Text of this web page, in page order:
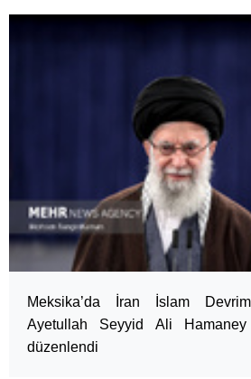
Meksika’da İran İslam
Ayetullah Seyyid Ali
düzenlendi